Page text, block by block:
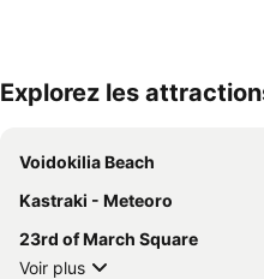
Explorez les
Voidokilia Beach
Kastraki - Meteoro
23rd of March Square
Voir plus